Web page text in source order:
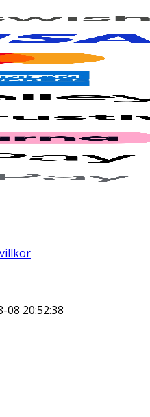
08 20:52:38